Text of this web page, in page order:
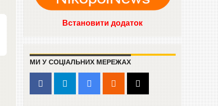
Встановити додаток
МИ У СОЦІАЛЬНИХ МЕРЕЖАХ